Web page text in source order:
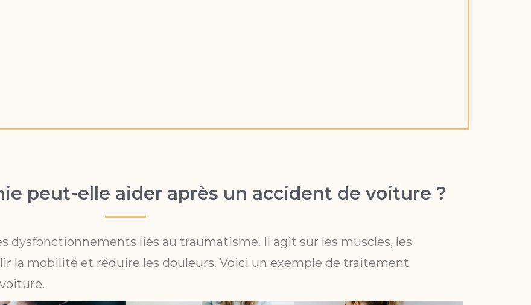
peut-elle aider après un accident de voiture ?
dysfonctionnements liés au traumatisme. Il agit sur les muscles, les
la mobilité et réduire les douleurs. Voici un exemple de traitement